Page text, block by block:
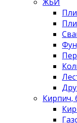
Кирпич,